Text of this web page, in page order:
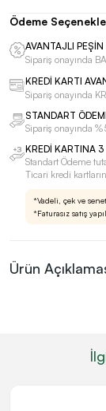
Ürün
Ödeme
AVANTAJLI PEŞİN
Sipariş onayında
KREDİ KARTI
Sipariş onayında
STANDART
Sipariş onayında
KREDİ KARTINA 3
Standart Ödeme
Ticari kredi
*Vadeli, çek ve
*Faturasız satış